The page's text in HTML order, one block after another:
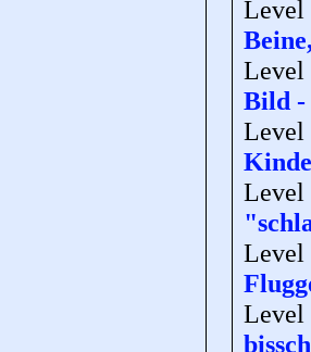
Level
Level
Bild -
Level
Level
Level
Level